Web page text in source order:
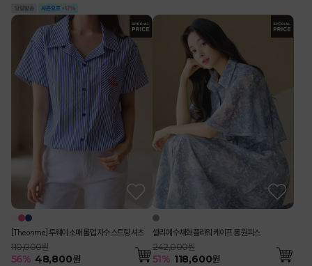
[Theonme] 투웨이 소매 롤업 자수 스트링 셔츠
110,000원
56% 48,800원
셀리에 수채화 플라워 케이프 롱 원피스
242,000원
51% 118,600원